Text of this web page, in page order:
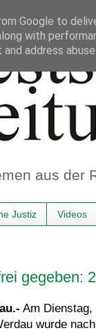
aus der
Justiz Videos
gegeben:
Am Dienstag,
wurde
Google to
with
address abuse.